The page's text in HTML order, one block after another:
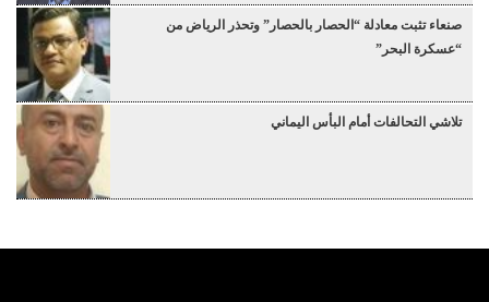
صنعاء تثبت معادلة “الحصار بالحصار” وتحذر الرياض من
“عسكرة البحر”
تلاشي التحالفات أمام البأس اليماني